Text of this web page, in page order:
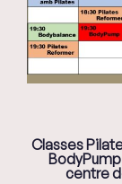
Classes
centre